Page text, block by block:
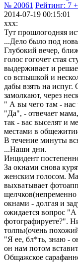
№ 20061 Рейтинг: 7
2014-07-19 00:15:01
xxx:
Тут прошлогодняя
...Дело было под
Глубокий вечер,
голос гогочет стая
выдерживает и
со вспышкой и
дабы взять на
замолкают, через
" А вы чего там - нас
"Да", - отвечает
так - вас выселят и
местами в
В течение минуты
...Наши дни.
Инцидент
За окнами снова
женским голосом.
выхватывает
щелчков(непременно
окнами - долгая и
ожидается вопрос
фотографируете?".
толпы(очень
"Я ее, бл*ть, знаю -
он нам потом
Общажское